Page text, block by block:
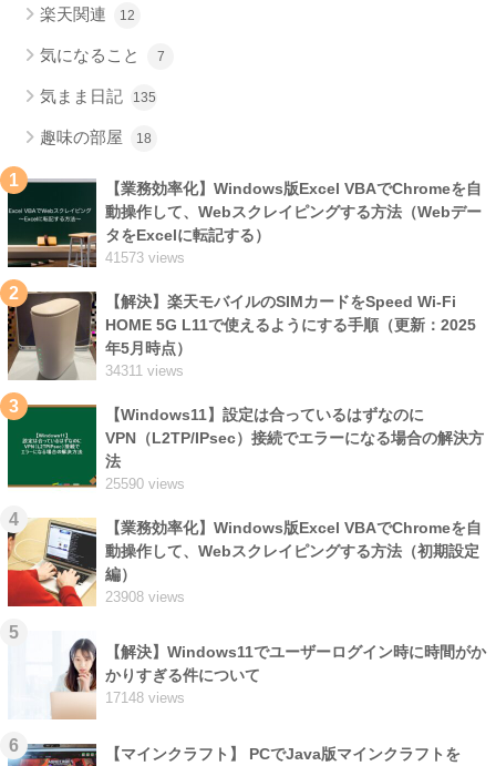
楽天関連 12
気になること 7
気まま日記 135
趣味の部屋 18
1
【業務効率化】Windows版Excel VBAでChromeを自
動操作して、Webスクレイピングする方法（Webデー
タをExcelに転記する）
41573 views
2
【解決】楽天モバイルのSIMカードをSpeed Wi-Fi
HOME 5G L11で使えるようにする手順（更新：2025
年5月時点）
34311 views
3
【Windows11】設定は合っているはずなのに
VPN（L2TP/IPsec）接続でエラーになる場合の解決方
法
25590 views
4
【業務効率化】Windows版Excel VBAでChromeを自
動操作して、Webスクレイピングする方法（初期設定
編）
23908 views
5
【解決】Windows11でユーザーログイン時に時間がか
かりすぎる件について
17148 views
6
【マインクラフト】 PCでJava版マインクラフトを